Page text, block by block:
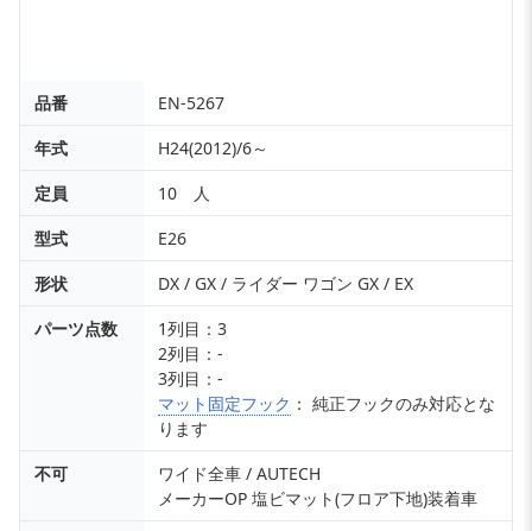
品番
EN-5267
年式
H24(2012)/6～
定員
10 人
型式
E26
形状
DX / GX / ライダー ワゴン GX / EX
パーツ点数
1列目：3
2列目：-
3列目：-
マット固定フック ： 純正フックのみ対応とな
ります
不可
ワイド全車 / AUTECH
メーカーOP 塩ビマット(フロア下地)装着車